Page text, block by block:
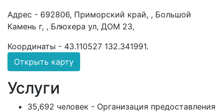
Адрес - 692806, Приморский край, , Большой
Камень г, , Блюхера ул, ДОМ 23,
Координаты - 43.110527 132.341991.
Открыть карту
Услуги
35,692 человек - Организация предоставления